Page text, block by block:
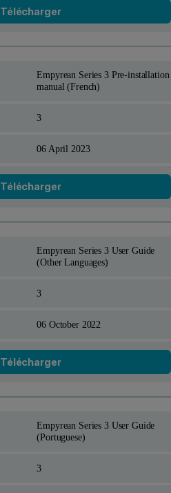
Télécharger
Empyrean Series 3 Pre-installation
manual (French)
3
06 April 2023
Télécharger
Empyrean Series 3 User Guide
(Other Languages)
3
06 October 2022
Télécharger
Empyrean Series 3 User Guide
(Portuguese)
3